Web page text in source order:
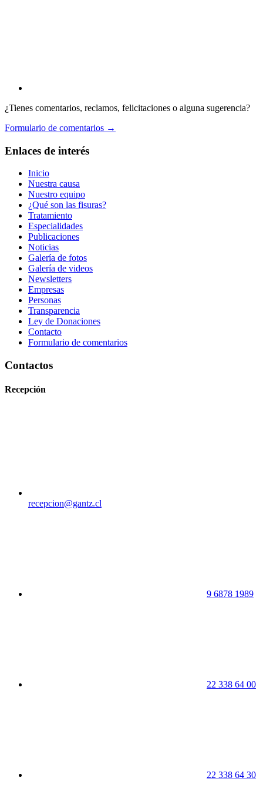
¿Tienes comentarios, reclamos, felicitaciones o alguna sugerencia?
Formulario de comentarios →
Enlaces de interés
Inicio
Nuestra causa
Nuestro equipo
¿Qué son las fisuras?
Tratamiento
Especialidades
Publicaciones
Noticias
Galería de fotos
Galería de videos
Newsletters
Empresas
Personas
Transparencia
Ley de Donaciones
Contacto
Formulario de comentarios
Contactos
Recepción
recepcion@gantz.cl
9 6878 1989
22 338 64 00
22 338 64 30